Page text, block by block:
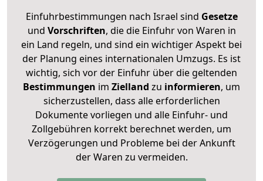
Einfuhrbestimmungen nach Israel sind Gesetze
und Vorschriften, die die Einfuhr von Waren in
ein Land regeln, und sind ein wichtiger Aspekt bei
der Planung eines internationalen Umzugs. Es ist
wichtig, sich vor der Einfuhr über die geltenden
Bestimmungen im Zielland zu informieren, um
sicherzustellen, dass alle erforderlichen
Dokumente vorliegen und alle Einfuhr- und
Zollgebühren korrekt berechnet werden, um
Verzögerungen und Probleme bei der Ankunft
der Waren zu vermeiden.